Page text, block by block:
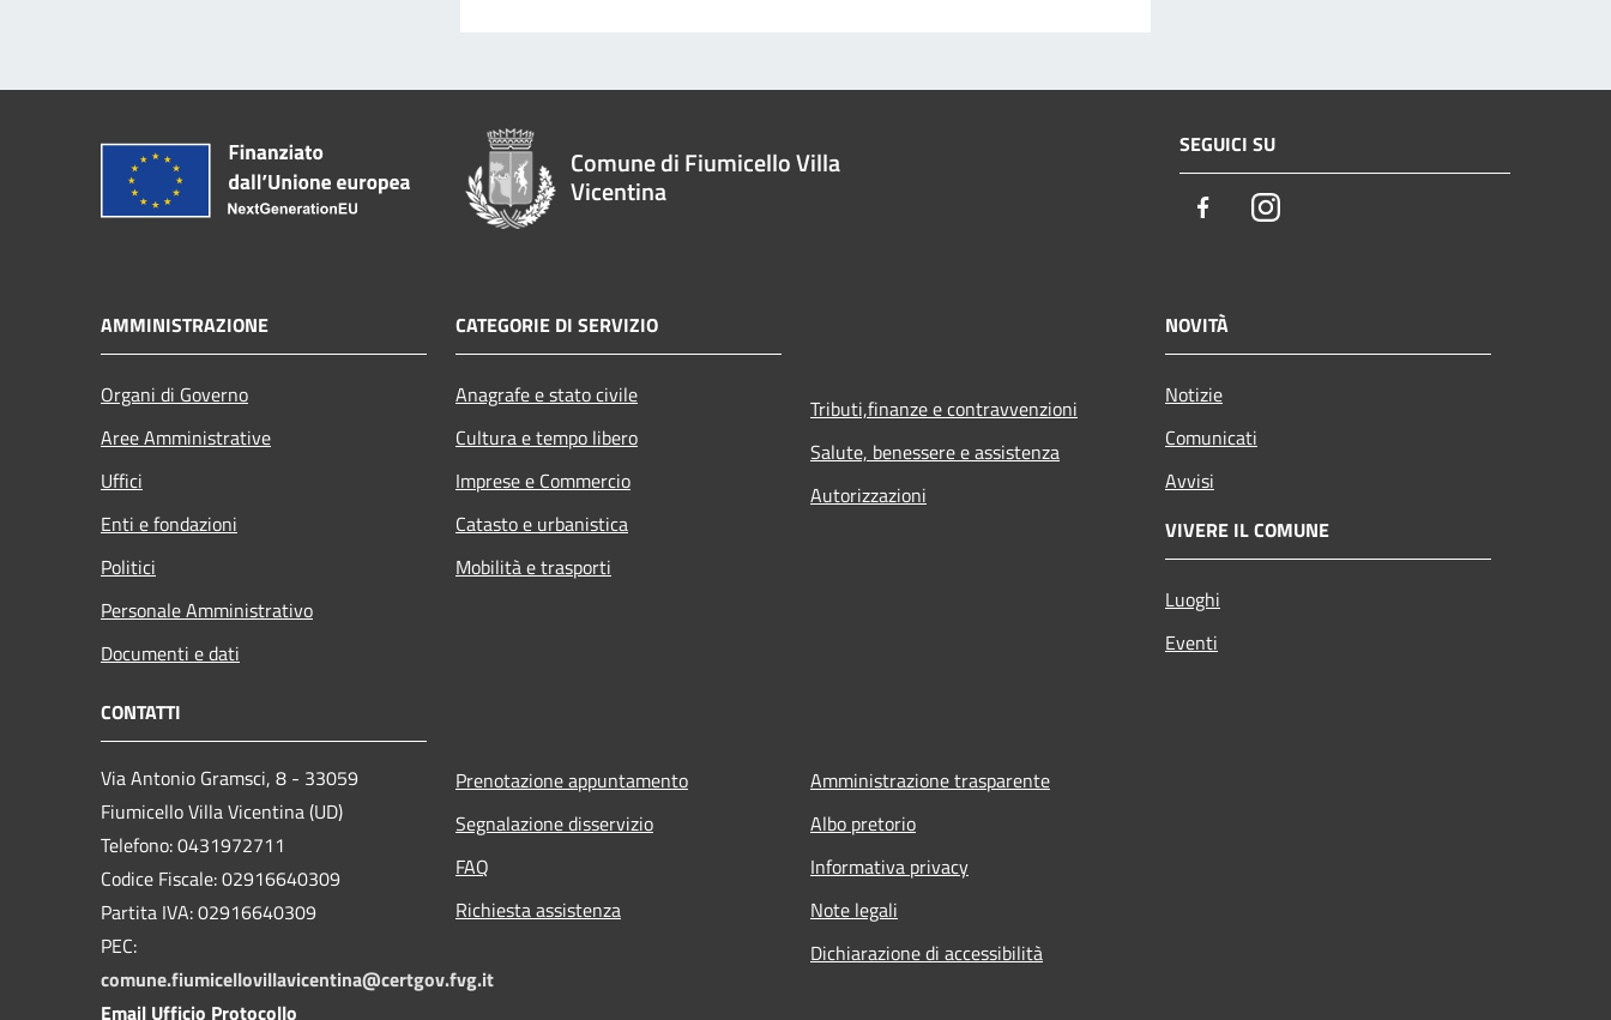
Comune di Fiumicello Villa
Vicentina
SEGUICI SU
FacebookInstagram
AMMINISTRAZIONE
Organi di Governo
Aree Amministrative
Uffici
Enti e fondazioni
Politici
Personale Amministrativo
Documenti e dati
CATEGORIE DI SERVIZIO
Anagrafe e stato civile
Cultura e tempo libero
Imprese e Commercio
Catasto e urbanistica
Mobilità e trasporti
Tributi,finanze e contravvenzioni
Salute, benessere e assistenza
Autorizzazioni
NOVITÀ
Notizie
Comunicati
Avvisi
VIVERE IL COMUNE
Luoghi
Eventi
CONTATTI
Via Antonio Gramsci, 8 - 33059
Fiumicello Villa Vicentina (UD)
Telefono: 0431972711
Codice Fiscale: 02916640309
Partita IVA: 02916640309
PEC:
comune.fiumicellovillavicentina@certgov.fvg.it
Email Ufficio Protocollo
Prenotazione appuntamento
Segnalazione disservizio
FAQ
Richiesta assistenza
Amministrazione trasparente
Albo pretorio
Informativa privacy
Note legali
Dichiarazione di accessibilità